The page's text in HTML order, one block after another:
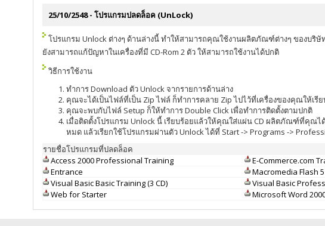
25/10/2548 - โปรแกรมปลดล็อค (UnLock)
โปรแกรม Unlock ต่างๆ ด้านล่างนี้ ทำให้สามารถคุณใช้งานผลิตภัณฑ์ต่างๆ ของบริ
ยังสามารถแก้ปัญหาในเครื่องที่มี CD-Rom 2 ตัว ให้สามารถใช้งานได้ปกติ
วิธีการใช้งาน
ทำการ Download ตัว Unlock จากรายการด้านล่าง
คุณจะได้เป็นไฟล์ที่เป็น Zip ไฟล์ ก็ทำการคลาย Zip ไปไว้ที่เครื่องของคุณให้เรีย
คุณจะพบกับไฟล์ Setup ก็ให้ทำการ Double Click เพื่อทำการติดตั้งตามปกติ
เมื่อติดตั้งโปรแกรม Unlock นี้ เรียบร้อยแล้วให้คุณใส่แผ่น CD ผลิตภัณฑ์ที่คุณ
หมด แล้วเรียกใช้โปรแกรมผ่านตัว Unlock ได้ที่ Start -> Programs ->
รายชื่อโปรแกรมที่ปลดล็อค
Access 2000 Professional Training
E-Commerce.com
Entrance
Macromedia Flash
Visual Basic Basic Training (3 CD)
Visual Basic
Web for Starter
Microsoft Word